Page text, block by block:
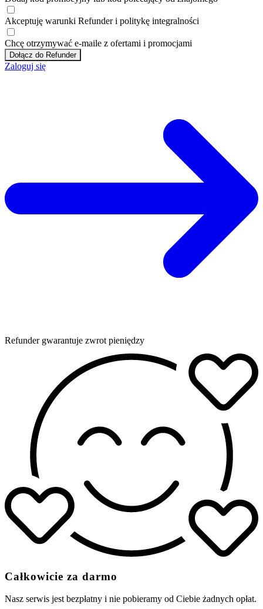
Akceptuję warunki Refunder i politykę integralności
Chcę otrzymywać e-maile z ofertami i promocjami
Dołącz do Refunder
Zaloguj się
Refunder gwarantuje zwrot pieniędzy
Całkowicie za darmo
Nasz serwis jest bezpłatny i nie pobieramy od Ciebie żadnych opłat.